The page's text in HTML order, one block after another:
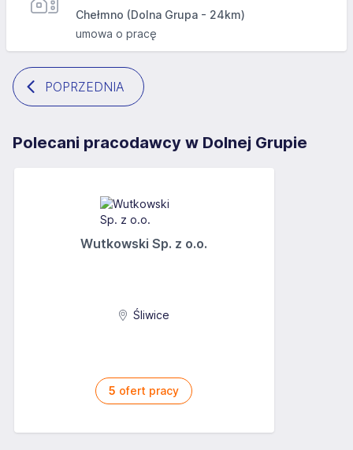
Chełmno (Dolna Grupa - 24km)
umowa o pracę
POPRZEDNIA
Polecani pracodawcy w Dolnej Grupie
Wutkowski Sp. z o.o.
Śliwice
5 ofert pracy